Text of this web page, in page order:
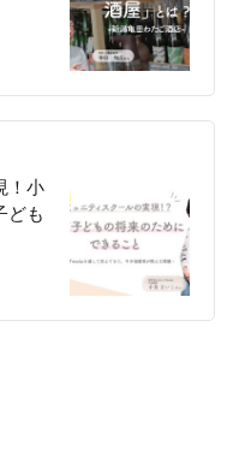
！小
ども